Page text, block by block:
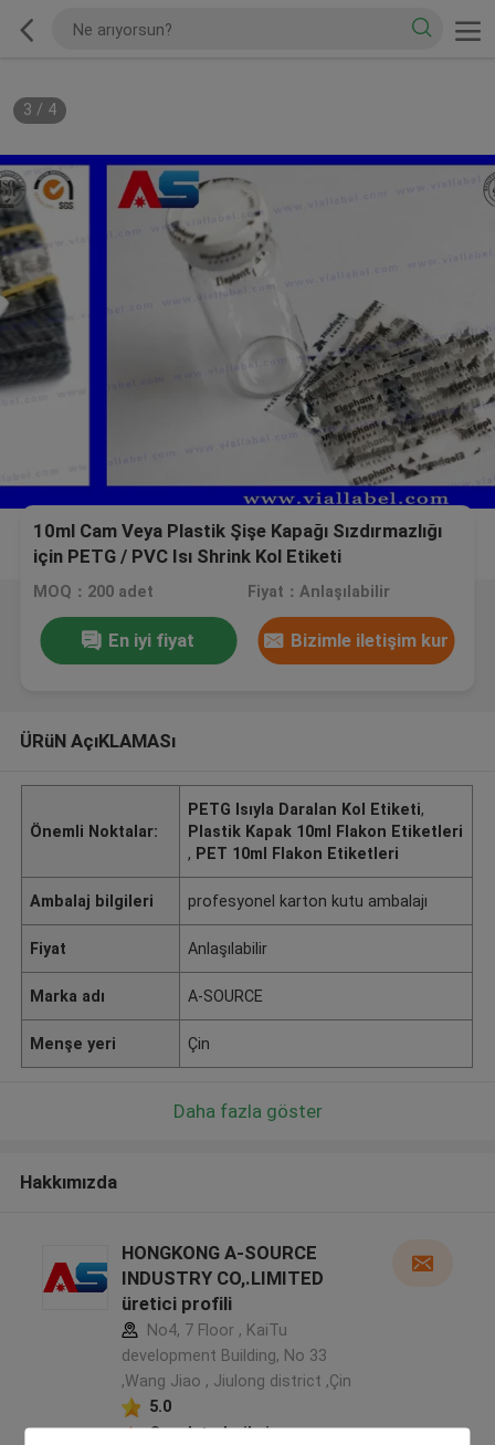
3 / 4
10ml Cam Veya Plastik Şişe Kapağı Sızdırmazlığı
için PETG / PVC Isı Shrink Kol Etiketi
MOQ：200 adet Fiyat：Anlaşılabilir
En iyi fiyat Bizimle iletişim kur
ÜRüN AçıKLAMASı
Önemli Noktalar:
PETG Isıyla Daralan Kol Etiketi,
Plastik Kapak 10ml Flakon Etiketleri
, PET 10ml Flakon Etiketleri
Ambalaj bilgileri profesyonel karton kutu ambalajı
Fiyat Anlaşılabilir
Marka adı A-SOURCE
Menşe yeri Çin
Daha fazla göster
Hakkımızda
HONGKONG A-SOURCE
INDUSTRY CO,.LIMITED
üretici profili
No4, 7 Floor , KaiTu
development Building, No 33
,Wang Jiao , Jiulong district ,Çin
5.0
Onaylı tedarikçi